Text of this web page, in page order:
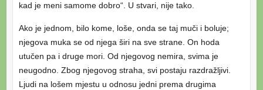
kad je meni samome dobro“. U stvari, nije tako.
Ako je jednom, bilo kome, loše, onda se taj muči i boluje;
njegova muka se od njega širi na sve strane. On hoda
utučen pa i druge mori. Od njegovog nemira, svima je
neugodno. Zbog njegovog straha, svi postaju razdražljivi.
Ljudi na lošem mjestu u odnosu jedni prema drugima